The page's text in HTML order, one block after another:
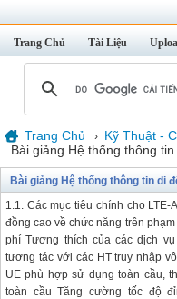
Trang Chủ Tài Liệu
Trang Chủ › Kỹ Thuật -
Bài giảng Hệ thống thông
Bài giảng Hệ thống thông tin di
1.1. Các mục tiêu chính cho
đồng cao về chức năng trên
phí Tương thích của các dịch
tương tác với các HT truy nhập
UE phù hợp sử dụng toàn cầu,
toàn cầu Tăng cường tốc độ